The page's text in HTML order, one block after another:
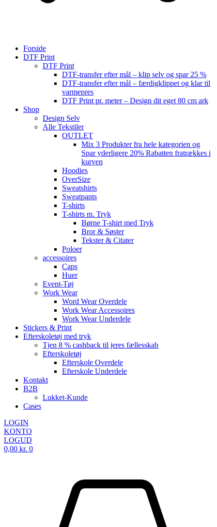
Forside
DTF Print
DTF Print
DTF-transfer efter mål – klip selv og spar 25 %
DTF-transfer efter mål – færdigklippet og klar til
varmepres
DTF Print pr. meter – Design dit eget 80 cm ark
Shop
Design Selv
Alle Tekstiler
OUTLET
Mix 3 Produkter fra hele kategorien og
Spar yderligere 20% Rabatten fratrækkes i
kurven
Hoodies
OverSize
Sweatshirts
Sweatpants
T-shirts
T-shirts m. Tryk
Børne T-shirt med Tryk
Bror & Søster
Tekster & Citater
Poloer
accessoires
Caps
Huer
Event-Tøj
Work Wear
Word Wear Overdele
Work Wear Accessoires
Work Wear Underdele
Stickers & Print
Efterskoletøj med tryk
Tjen 8 % cashback til jeres fællesskab
Efterskoletøj
Efterskole Overdele
Efterskole Underdele
Kontakt
B2B
Lukket-Kunde
Cases
LOGIN
KONTO
LOGUD
0,00 kr. 0